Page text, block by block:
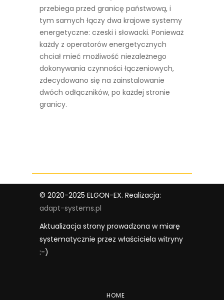
przebiega przed granicę państwową, i
tym samych łączy dwa krajowe systemy
energetyczne: czeski i słowacki. Ponieważ
każdy z operatorów energetycznych
chciał mieć możliwość niezależnego
dokonywania czynności łączeniowych,
zdecydowano się na zainstalowanie
dwóch odłączników, po każdej stronie
granicy.
© 2020-2025 ELGON-EX. Realizacja:
adapt-systems.pl
Aktualizacja strony prowadzona w miarę
systematycznie przez właściciela witryny
:-)
HOME